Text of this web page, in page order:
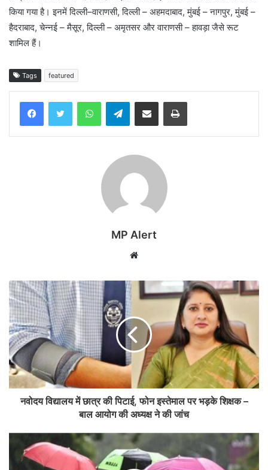
किया गया है। इनमें दिल्ली–वाराणसी, दिल्ली – अहमदाबाद, मुंबई – नागपुर, मुंबई –
हैदराबाद, चेन्नई – मैसूर, दिल्ली – अमृतसर और वाराणसी – हावड़ा जैसे रूट
शामिल हैं।
Tags featured
WhatsAppTelegramShare via Email Print
MP Alert
Website
नवोदय विद्यालय में छात्र की पिटाई, फोन इस्तेमाल पर भड़के शिक्षक –
बाल आयोग की अध्यक्ष ने की जांच